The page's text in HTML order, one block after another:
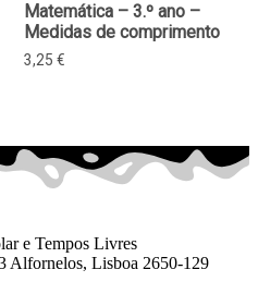
Matemática – 3.º ano –
Medidas de comprimento
3,25 €
e Tempos Livres
Alfornelos, Lisboa 2650-129